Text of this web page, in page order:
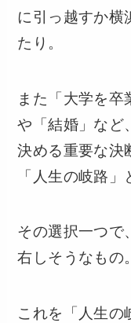
に引っ越すか横
たり。
また「大学を卒
や「結婚」など
決める重要な決
「人生の岐路」
その選択一つで
右しそうなもの。
これを「人生の